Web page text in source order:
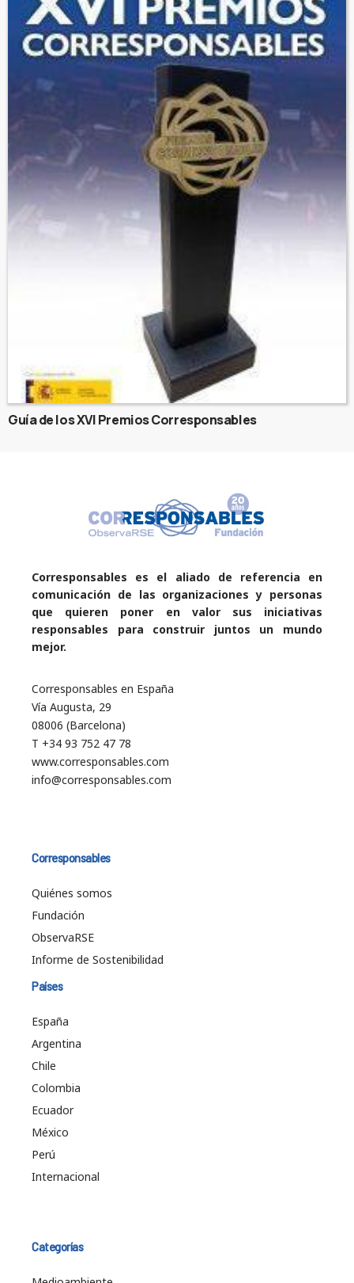
Guía de los XVI Premios Corresponsables
Corresponsables es el aliado de referencia en
comunicación de las organizaciones y personas
que quieren poner en valor sus iniciativas
responsables para construir juntos un mundo
mejor.
Corresponsables en España
Vía Augusta, 29
08006 (Barcelona)
T +34 93 752 47 78
www.corresponsables.com
info@corresponsables.com
Corresponsables
Quiénes somos
Fundación
ObservaRSE
Informe de Sostenibilidad
Países
España
Argentina
Chile
Colombia
Ecuador
México
Perú
Internacional
Categorías